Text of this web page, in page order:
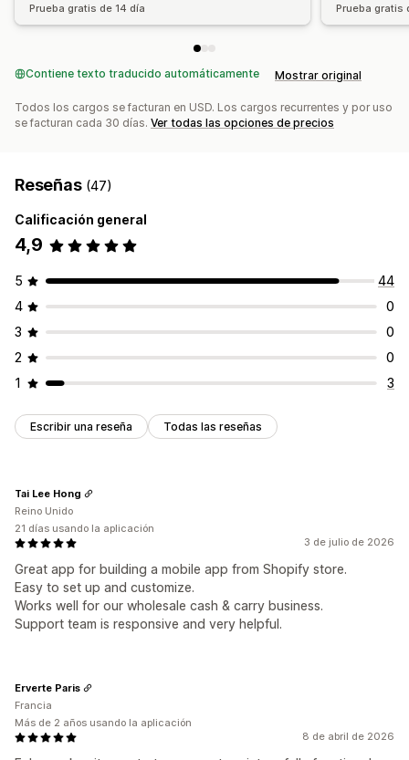
Prueba gratis de 14 día Prueba gratis
Contiene texto traducido automáticamente Mostrar original
Todos los cargos se facturan en USD. Los cargos recurrentes y por uso
se facturan cada 30 días. Ver todas las opciones de precios
Reseñas (47)
Calificación general
4,9
5
44
4
0
3
0
2
0
1
3
Escribir una reseña Todas las reseñas
3 de julio de 2026
Great app for building a mobile app from Shopify store.
Easy to set up and customize.
Works well for our wholesale cash & carry business.
Support team is responsive and very helpful.
Tai Lee Hong
Reino Unido
21 días usando la aplicación
8 de abril de 2026
Erverte Paris
Francia
Más de 2 años usando la aplicación